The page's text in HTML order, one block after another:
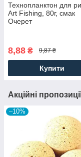
Технопланктон для
Art Fishing, 80г, смак
Очерет
8,88 ₴ 9,87 ₴
Купити
Акційні
–10%